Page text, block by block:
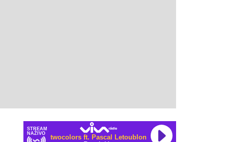
STREAM
NAŽIVO
twocolors ft. Pascal Letoublon